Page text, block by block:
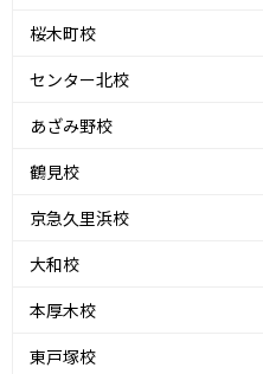
桜木町校
センター北校
あざみ野校
鶴見校
京急久里浜校
大和校
本厚木校
東戸塚校